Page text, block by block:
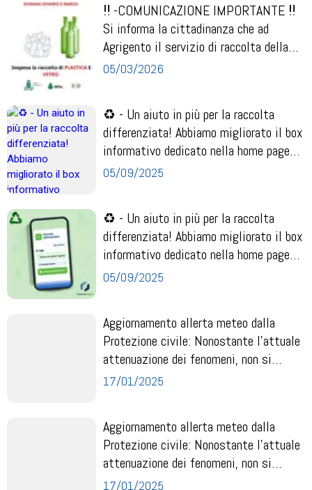
‼️ -COMUNICAZIONE IMPORTANTE ‼️
Si informa la cittadinanza che ad
Agrigento il servizio di raccolta della
plastica e del...
05/03/2026
♻️ - Un aiuto in più per la raccolta
differenziata! Abbiamo migliorato il box
informativo dedicato nella home page
dell’...
05/09/2025
♻️ - Un aiuto in più per la raccolta
differenziata! Abbiamo migliorato il box
informativo dedicato nella home page
dell’...
05/09/2025
Aggiornamento allerta meteo dalla
Protezione civile: Nonostante l’attuale
attenuazione dei fenomeni, non si
possono escl...
17/01/2025
Aggiornamento allerta meteo dalla
Protezione civile: Nonostante l’attuale
attenuazione dei fenomeni, non si
possono escl...
17/01/2025